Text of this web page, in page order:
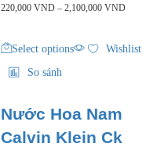
220,000 VND– 2,100,000 VND
Select options
Wishlist
So sánh
Nước Hoa Nam
Calvin Klein Ck